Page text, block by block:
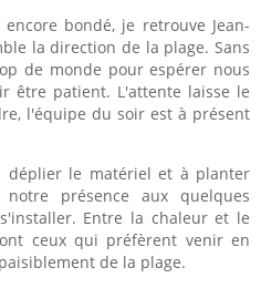
bondé, je retrouve Jean-
la direction de la plage. Sans
de monde pour espérer nous
être patient. L'attente laisse le
l'équipe du soir est à présent
déplier le matériel et à planter
présence aux quelques
Entre la chaleur et le
ceux qui préfèrent venir en
de la plage.